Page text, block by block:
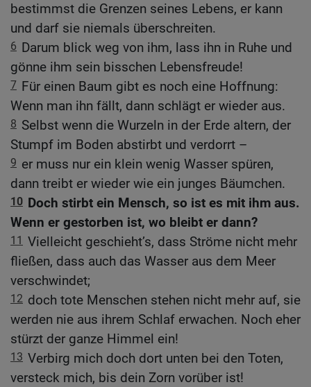
bestimmst die Grenzen seines Lebens, er kann
und darf sie niemals überschreiten.
6 Darum blick weg von ihm, lass ihn in Ruhe und
gönne ihm sein bisschen Lebensfreude!
7 Für einen Baum gibt es noch eine Hoffnung:
Wenn man ihn fällt, dann schlägt er wieder aus.
8 Selbst wenn die Wurzeln in der Erde altern, der
Stumpf im Boden abstirbt und verdorrt –
9 er muss nur ein klein wenig Wasser spüren,
dann treibt er wieder wie ein junges Bäumchen.
10 Doch stirbt ein Mensch, so ist es mit ihm aus.
Wenn er gestorben ist, wo bleibt er dann?
11 Vielleicht geschieht’s, dass Ströme nicht mehr
fließen, dass auch das Wasser aus dem Meer
verschwindet;
12 doch tote Menschen stehen nicht mehr auf, sie
werden nie aus ihrem Schlaf erwachen. Noch eher
stürzt der ganze Himmel ein!
13 Verbirg mich doch dort unten bei den Toten,
versteck mich, bis dein Zorn vorüber ist!